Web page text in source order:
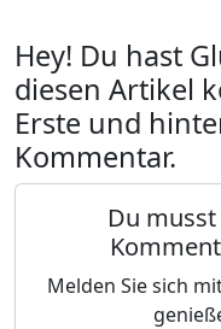
Hey! Du hast
diesen Artikel
Erste und
Kommentar.
Du
Melden Sie sich